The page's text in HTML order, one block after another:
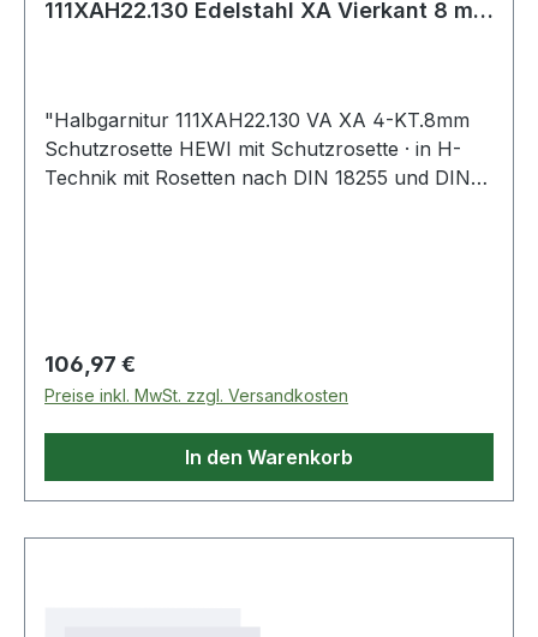
111XAH22.130 Edelstahl XA Vierkant 8 mm
"Halbgarnitur 111XAH22.130 VA XA 4-KT.8mm
Schutzrosette HEWI mit Schutzrosette · in H-
Technik mit Rosetten nach DIN 18255 und DIN
55 mm, 12 mm hoch, gehärtet, Innenrosette,
Durchmesser 55 mm, 10,5 mm hoch.
Gebrauchskategorie: Klasse 4
Feuerschutzgarnitur mit VK 9 mm, nach DIN
Regulärer Preis:
106,97 €
Preise inkl. MwSt. zzgl. Versandkosten
In den Warenkorb